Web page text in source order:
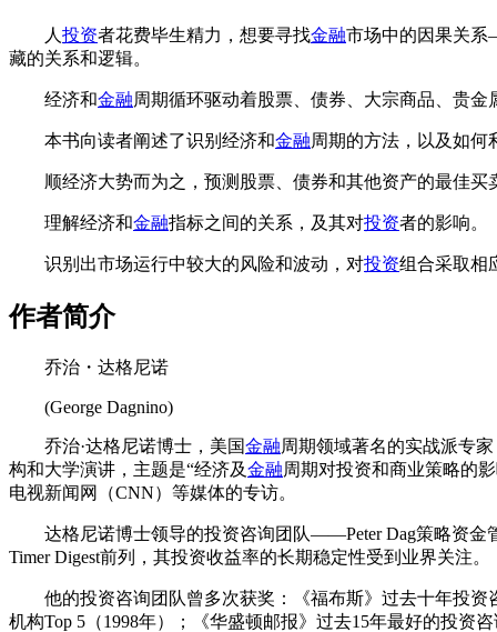
人 投资者花费毕生精力，想要寻找金融市场中的因果关
藏的关系和逻辑。
经济和金融周期循环驱动着股票、债券、大宗商品、贵
本书向读者阐述了识别经济和金融周期的方法，以及如何
顺经济大势而为之，预测股票、债券和其他资产的最佳买
理解经济和金融指标之间的关系，及其对投资者的影响。
识别出市场运行中较大的风险和波动，对投资组合采取相
作者简介
乔治・达格尼诺
(George Dagnino)
乔治·达格尼诺博士，美国金融周期领域著名的实战派专
构和大学演讲，主题是“经济及金融周期对投资和商业策略的
电视新闻网（CNN）等媒体的专访。
达格尼诺博士领导的投资咨询团队——Peter Dag策略资金
Timer Digest前列，其投资收益率的长期稳定性受到业界关注。
他的投资咨询团队曾多次获奖：《福布斯》过去十年投
机构Top 5（1998年）；《华盛顿邮报》过去15年最好的投资